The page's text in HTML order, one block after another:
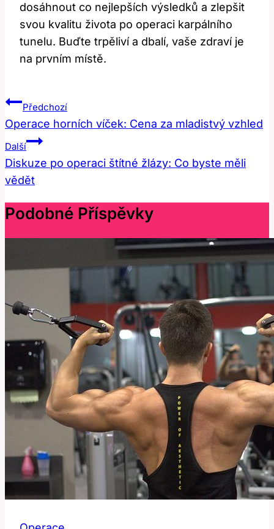
dosáhnout‌ co nejlepších výsledků a zlepšit
svou kvalitu⁤ života po operaci karpálního
tunelu. Buďte ​trpěliví a dbalí, vaše zdraví je
na prvním místě.
Navigace
Pro
Příspěvek
Předchozí
Operace horních víček: Cena za mladistvý vzhled
Další
Diskuze po operaci štítné žlázy: Co byste měli
vědět
Podobné Příspěvky